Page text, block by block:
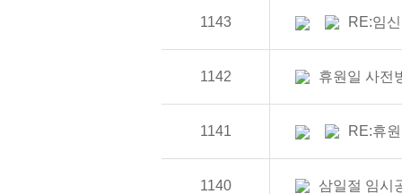
1143 RE:임
1142 휴원일 사전
1141 RE:휴
1140 삼일절 임시